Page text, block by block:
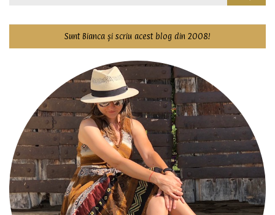
Sunt Bianca și scriu acest blog din 2008!